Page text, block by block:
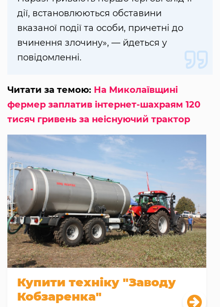
дії, встановлюються обставини
вказаної події та особи, причетні до
вчинення злочину», — йдеться у
повідомленні.
Читати за темою: На Миколаївщині
фермер заплатив інтернет-шахраям 120
тисяч гривень за неіснуючий трактор
Купити техніку "Заводу
Кобзаренка"